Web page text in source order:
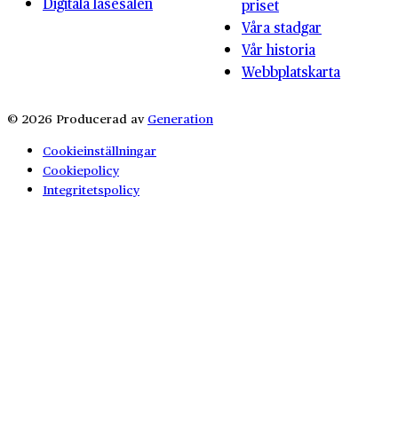
priset
Våra stadgar
Vår historia
Webbplatskarta
© 2026 Producerad av Generation
Cookieinställningar
Cookiepolicy
Integritetspolicy